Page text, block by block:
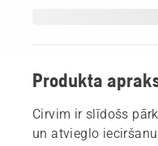
Produkta
Cirvim ir slīdošs
un atvieglo